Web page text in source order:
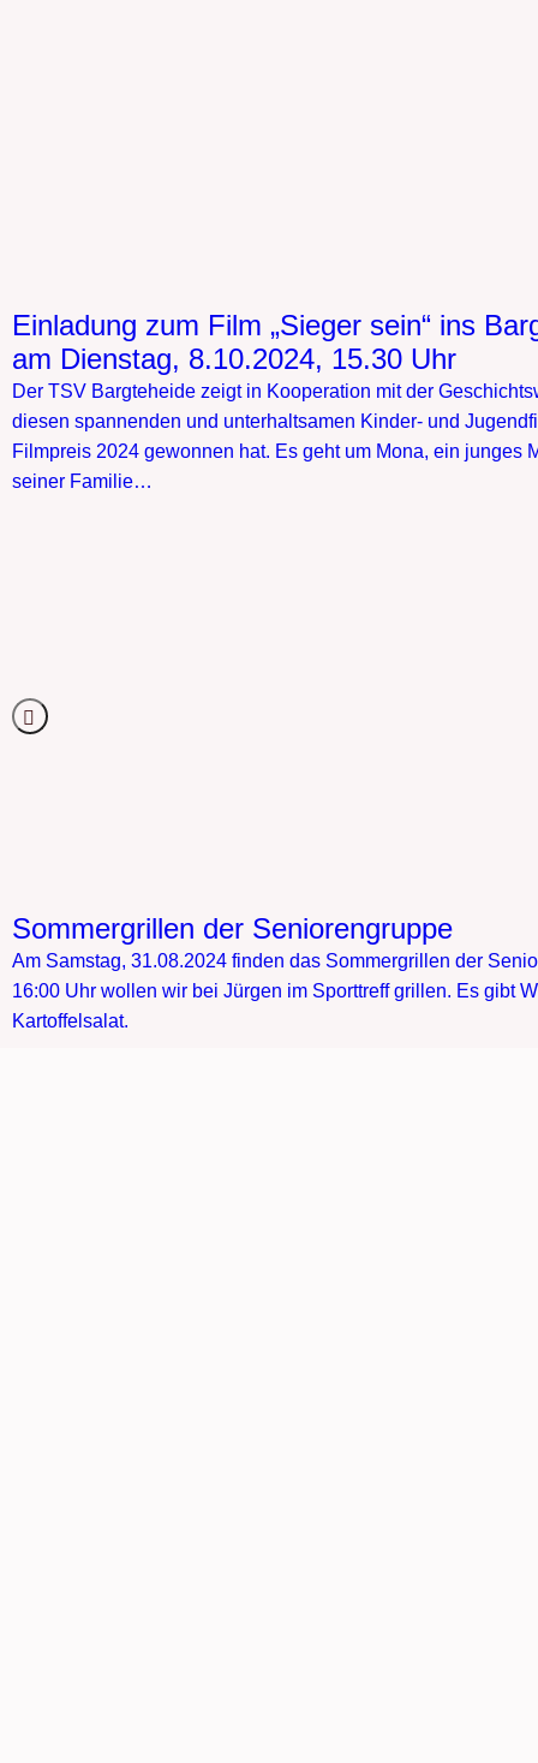
Einladung zum Film „Sieger sein“ ins
am Dienstag, 8.10.2024, 15.30 Uhr
Der TSV Bargteheide zeigt in Kooperation mit der
diesen spannenden und unterhaltsamen Kinder- und
Filmpreis 2024 gewonnen hat. Es geht um Mona, ein junges
seiner Familie…
Sommergrillen der Seniorengruppe
Am Samstag, 31.08.2024 finden das Sommergrillen der
16:00 Uhr wollen wir bei Jürgen im Sporttreff grillen. Es gibt
Kartoffelsalat.